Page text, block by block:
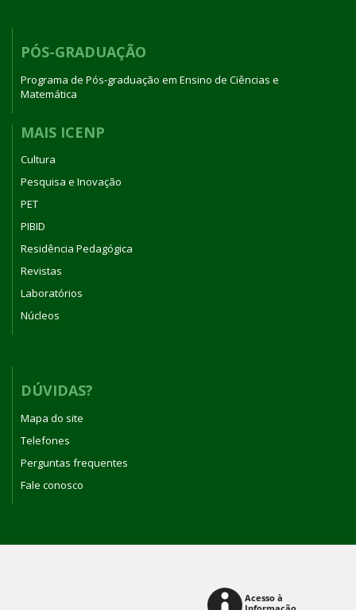
PÓS-GRADUAÇÃO
Programa de Pós-graduação em Ensino de Ciências e
Matemática
MAIS ICENP
Cultura
Pesquisa e Inovação
PET
PIBID
Residência Pedagógica
Revistas
Laboratórios
Núcleos
DÚVIDAS?
Mapa do site
Telefones
Perguntas frequentes
Fale conosco